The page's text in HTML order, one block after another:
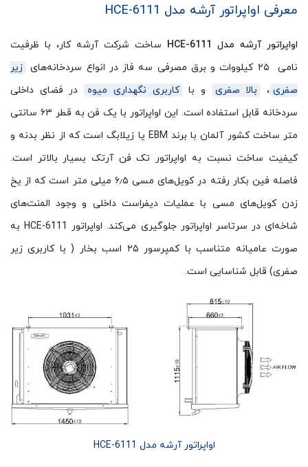
معرفی اواپراتور آرشه مدل HCE-6111
اواپراتور آرشه مدل HCE-6111
ساخت شرکت آرشه کار، با ظرفیت
نامی ۲۵ کیلووات و برق مصرفی سه فاز در انواع سردخانه‌های
زیر
صفری ، بالا صفری و با کاربری نگهداری میوه
در فضای داخلی
سردخانه قابل استفاده است. این اواپراتور با یک فن به قطر ۶۳ سانتی
متر ساخت کشور آلمان با برند EBM یا زیلابگ است که از نظر بدنه و
کیفیت ساخت نسبت به اواپراتور تک فن آرتک بسیار بالاتر است.
فاصله فین بکار رفته در کویل‌های مسی ۶٫۵ میلی متر است که از یخ
زدن کویل‌های مسی با عملیات دیفراست داخلی و وجود المنت‌های
شاخه‌ای در سرتاسر اواپراتور جلوگیری می‌کند. اواپراتور HCE-6111 به
صورت عامیانه متناسب با کمپرسور ۲۵ اسب بخار ( با کاربری زیر
صفری) قابل شناسایی است.
اواپراتور آرشه مدل HCE-6111